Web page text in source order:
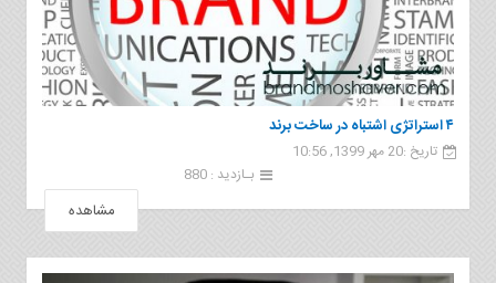
۴ استراتژی اشتباه در ساخت برند
تاریخ :20 مهر 1399, 10:56
بـازدید : 880
مشاهده